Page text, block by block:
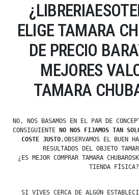
ELIGE TAMARA
DE PRECIO
MEJORES
TAMARA
NO, NOS BASAMOS EN EL PAR DE
CONSIGUIENTE
NO NOS FIJAMOS TAN
COSTE JUSTO,OBSERVAMOS EL BUEN
RESULTADOS DEL OBJETO
¿ES MEJOR COMPRAR TAMARA
TIENDA FÍSICA?
SI VIVES CERCA DE ALGÚN